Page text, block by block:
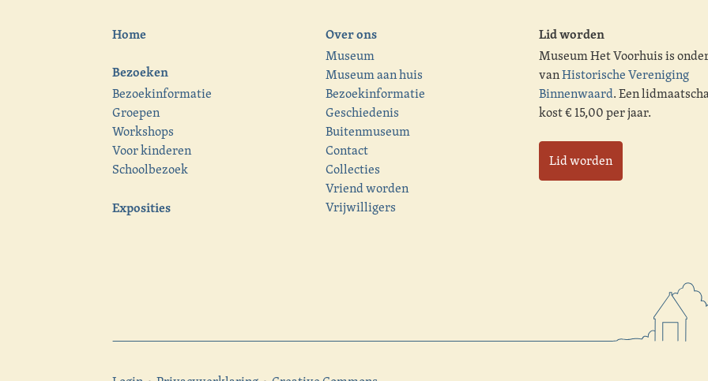
Home
Bezoeken
Bezoekinformatie
Groepen
Workshops
Voor kinderen
Schoolbezoek
Exposities
Over ons
Museum
Museum aan huis
Bezoekinformatie
Geschiedenis
Buitenmuseum
Contact
Collecties
Vriend worden
Vrijwilligers
Lid worden
Museum Het Voorhuis is
vanHistorische Vereniging
Binnenwaard. Een
kost € 15,00 per jaar.
Lid worden